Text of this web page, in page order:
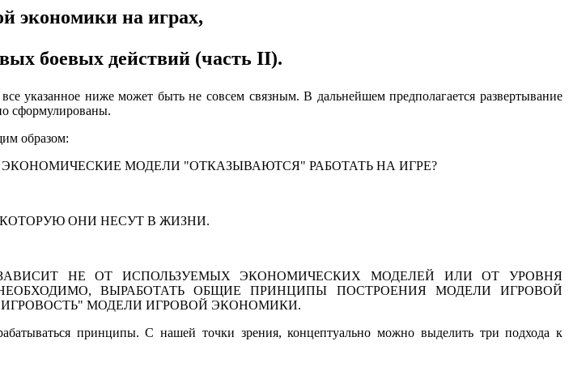
экономики на играх,
боевых действий (часть II).
указанное ниже может быть не совсем связным. В дальнейшем предполагается развертывание
сформулированы.
образом:
МОДЕЛИ "ОТКАЗЫВАЮТСЯ" РАБОТАТЬ НА ИГРЕ?
ОНИ НЕСУТ В ЖИЗНИ.
НЕ ОТ ИСПОЛЬЗУЕМЫХ ЭКОНОМИЧЕСКИХ МОДЕЛЕЙ ИЛИ ОТ УРОВНЯ
ВЫРАБОТАТЬ ОБЩИЕ ПРИНЦИПЫ ПОСТРОЕНИЯ МОДЕЛИ ИГРОВОЙ
МОДЕЛИ ИГРОВОЙ ЭКОНОМИКИ.
принципы. С нашей точки зрения, концептуально можно выделить три подхода к